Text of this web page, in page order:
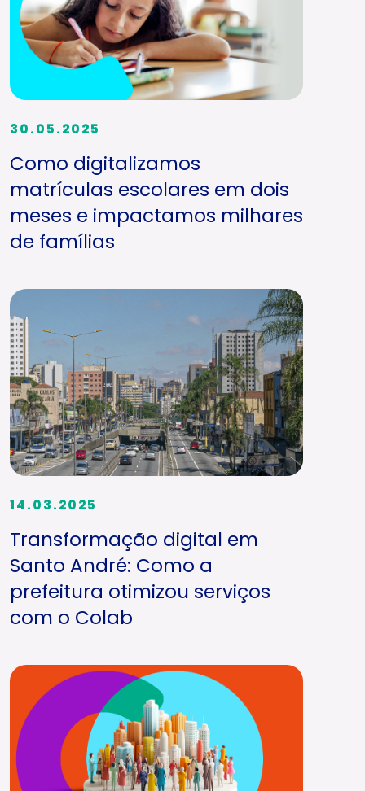
30.05.2025
Como digitalizamos
matrículas escolares em dois
meses e impactamos milhares
de famílias
14.03.2025
Transformação digital em
Santo André: Como a
prefeitura otimizou serviços
com o Colab